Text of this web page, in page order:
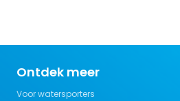
Ontdek meer
Voor watersporters